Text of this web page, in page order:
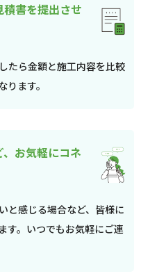
書を提出させ
たら金額と施工内容を比較
ます。
お気軽にコネ
と感じる場合など、皆様に
す。いつでもお気軽にご連